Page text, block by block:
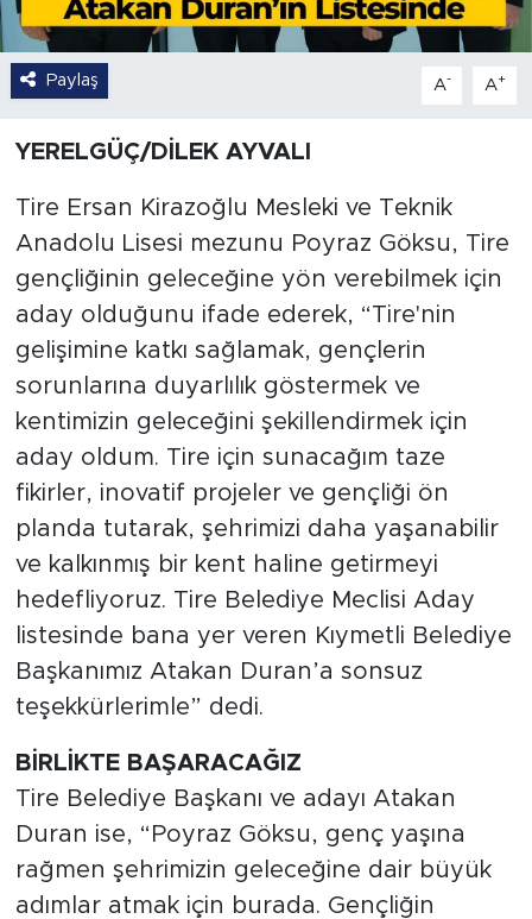
Paylaş A- A+
YERELGÜÇ/DİLEK AYVALI
Tire Ersan Kirazoğlu Mesleki ve Teknik
Anadolu Lisesi mezunu Poyraz Göksu, Tire
gençliğinin geleceğine yön verebilmek için
aday olduğunu ifade ederek, “Tire'nin
gelişimine katkı sağlamak, gençlerin
sorunlarına duyarlılık göstermek ve
kentimizin geleceğini şekillendirmek için
aday oldum. Tire için sunacağım taze
fikirler, inovatif projeler ve gençliği ön
planda tutarak, şehrimizi daha yaşanabilir
ve kalkınmış bir kent haline getirmeyi
hedefliyoruz. Tire Belediye Meclisi Aday
listesinde bana yer veren Kıymetli Belediye
Başkanımız Atakan Duran’a sonsuz
teşekkürlerimle” dedi.
BİRLİKTE BAŞARACAĞIZ
Tire Belediye Başkanı ve adayı Atakan
Duran ise, “Poyraz Göksu, genç yaşına
rağmen şehrimizin geleceğine dair büyük
adımlar atmak için burada. Gençliğin